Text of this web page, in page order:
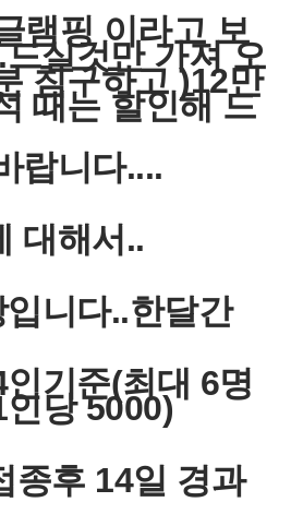
램핑 이라고 보
실것만 가져 오
침구하고 )12만
때는 할인해 드
랍니다....
대해서..
니다..한달간
기준(최대 6명
당 5000)
종후 14일 경과